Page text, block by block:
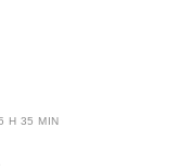
H 35 MIN